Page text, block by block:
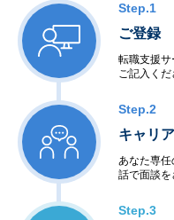
Step.1
ご登録
転職支援
ご記入くだ
Step.2
キャリ
あなた専
話で面談を
Step.3